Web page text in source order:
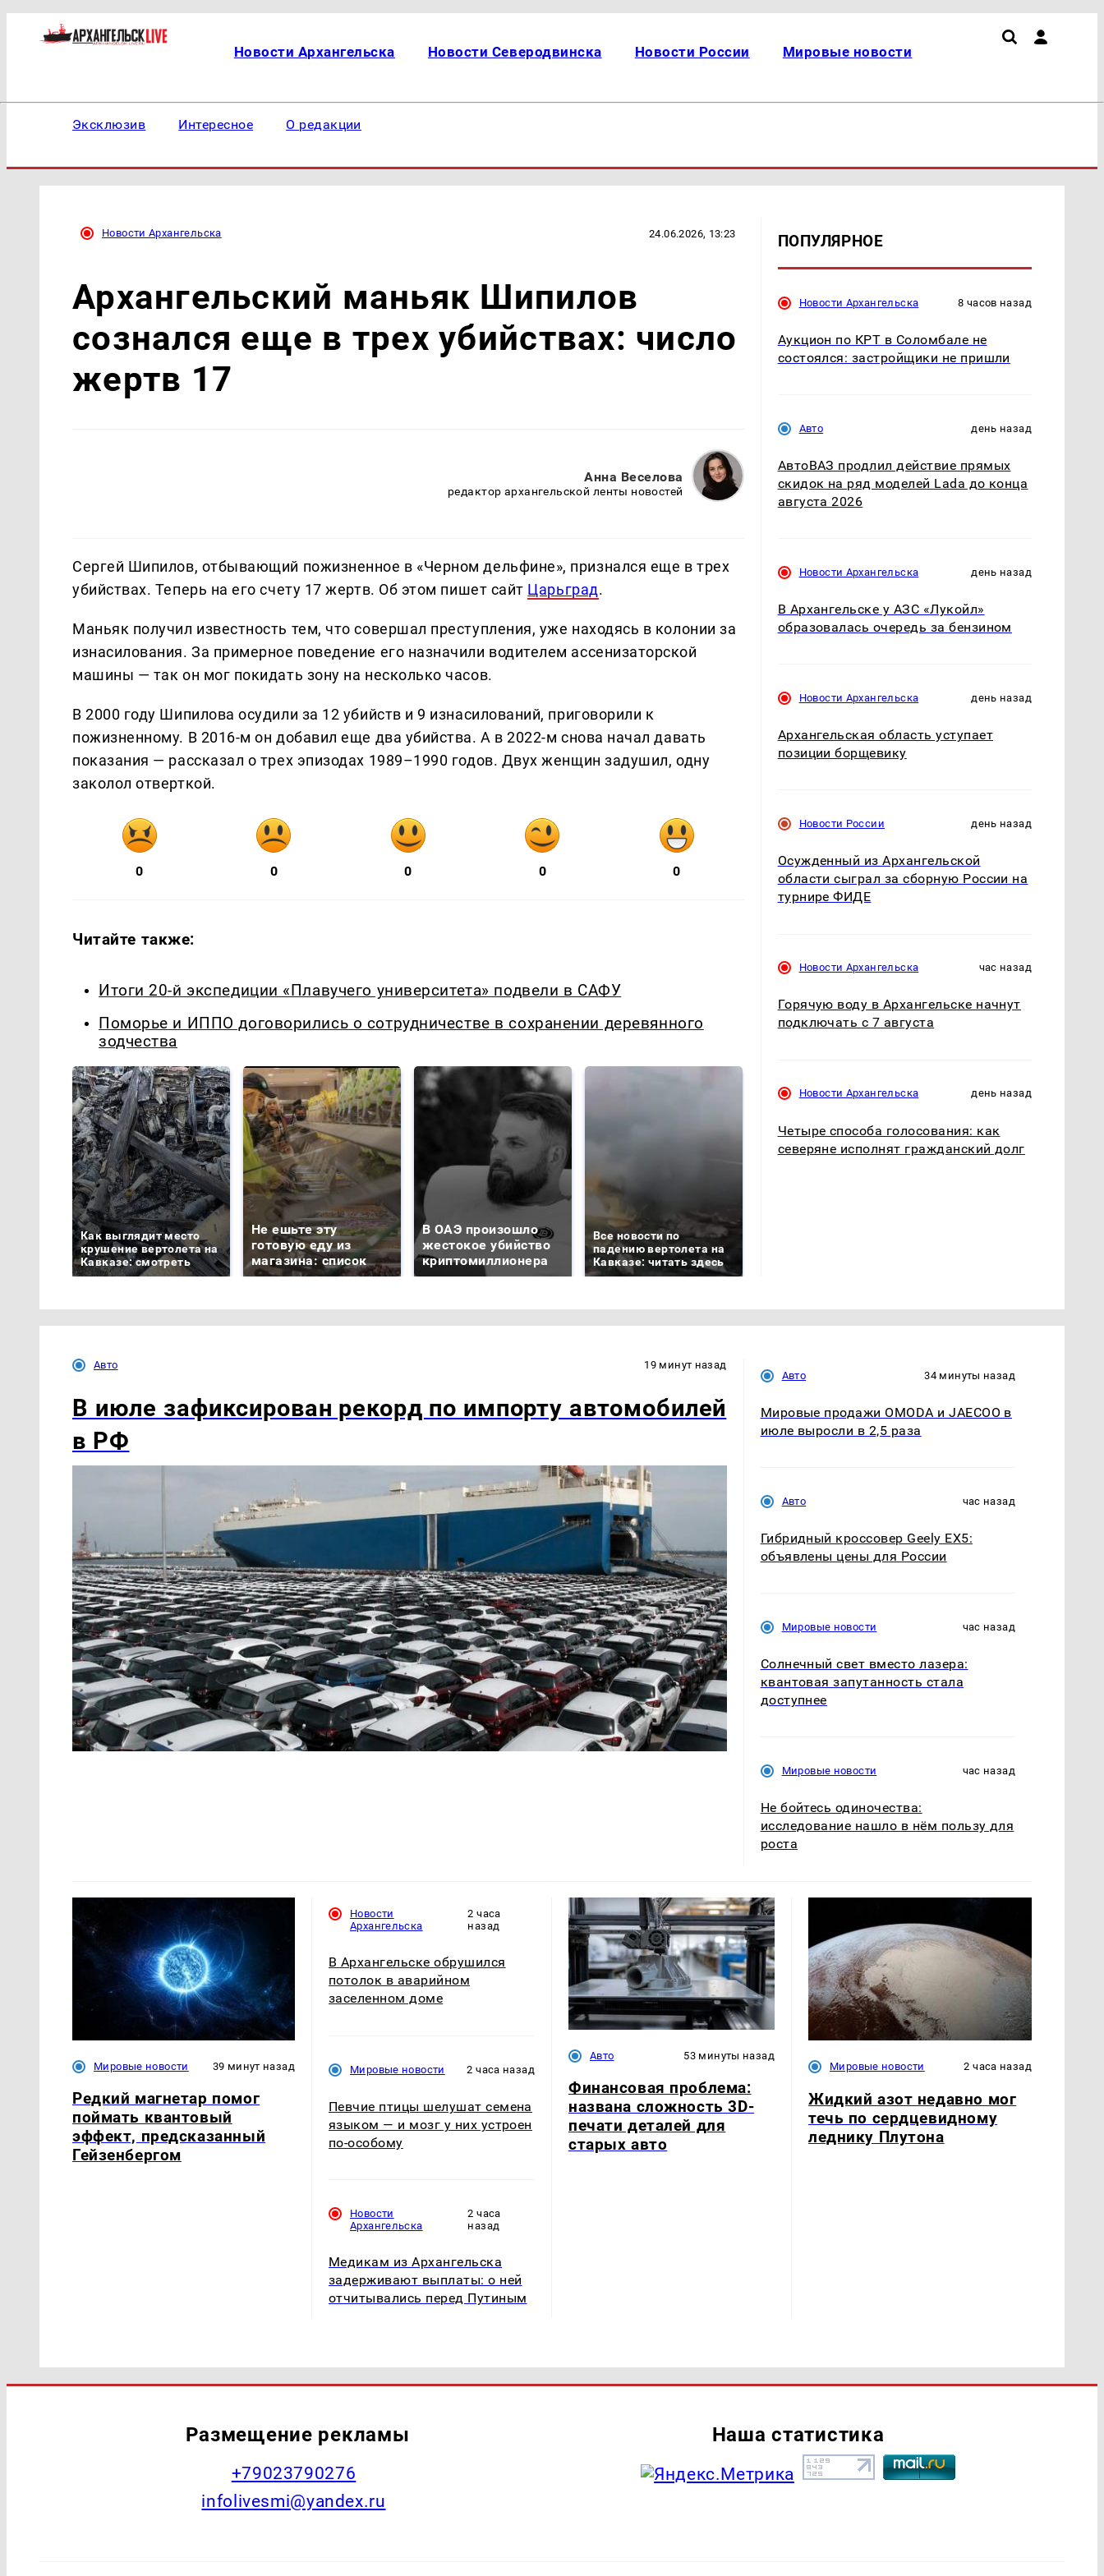
Новости Архангельска Новости Северодвинска Новости России Мировые новости
Эксклюзив Интересное О редакции
Новости Архангельска 24.06.2026, 13:23
Архангельский маньяк Шипилов
сознался еще в трех убийствах: число
жертв 17
Анна Веселова
редактор архангельской ленты новостей
Сергей Шипилов, отбывающий пожизненное в «Черном дельфине», признался еще в трех
убийствах. Теперь на его счету 17 жертв. Об этом пишет сайт Царьград.
Маньяк получил известность тем, что совершал преступления, уже находясь в колонии за
изнасилования. За примерное поведение его назначили водителем ассенизаторской
машины — так он мог покидать зону на несколько часов.
В 2000 году Шипилова осудили за 12 убийств и 9 изнасилований, приговорили к
пожизненному. В 2016-м он добавил еще два убийства. А в 2022-м снова начал давать
показания — рассказал о трех эпизодах 1989–1990 годов. Двух женщин задушил, одну
заколол отверткой.
0 0 0 0 0
Читайте также:
Итоги 20-й экспедиции «Плавучего университета» подвели в САФУ
Поморье и ИППО договорились о сотрудничестве в сохранении деревянного
зодчества
Как выглядит место
крушение вертолета на
Кавказе: смотреть
Не ешьте эту
готовую еду из
магазина: список
В ОАЭ произошло
жестокое убийство
криптомиллионера
Все новости по
падению вертолета на
Кавказе: читать здесь
ПОПУЛЯРНОЕ
Новости Архангельска 8 часов назад
Аукцион по КРТ в Соломбале не
состоялся: застройщики не пришли
Авто день назад
АвтоВАЗ продлил действие прямых
скидок на ряд моделей Lada до конца
августа 2026
Новости Архангельска день назад
В Архангельске у АЗС «Лукойл»
образовалась очередь за бензином
Новости Архангельска день назад
Архангельская область уступает
позиции борщевику
Новости России день назад
Осужденный из Архангельской
области сыграл за сборную России на
турнире ФИДЕ
Новости Архангельска час назад
Горячую воду в Архангельске начнут
подключать с 7 августа
Новости Архангельска день назад
Четыре способа голосования: как
северяне исполнят гражданский долг
Авто 19 минут назад
В июле зафиксирован рекорд по импорту автомобилей
в РФ
Авто 34 минуты назад
Мировые продажи OMODA и JAECOO в
июле выросли в 2,5 раза
Авто час назад
Гибридный кроссовер Geely EX5:
объявлены цены для России
Мировые новости час назад
Солнечный свет вместо лазера:
квантовая запутанность стала
доступнее
Мировые новости час назад
Не бойтесь одиночества:
исследование нашло в нём пользу для
роста
Мировые новости 39 минут назад
Редкий магнетар помог
поймать квантовый
эффект, предсказанный
Гейзенбергом
Новости
Архангельска
2 часа
назад
В Архангельске обрушился
потолок в аварийном
заселенном доме
Мировые новости 2 часа назад
Певчие птицы шелушат семена
языком — и мозг у них устроен
по-особому
Новости
Архангельска
2 часа
назад
Медикам из Архангельска
задерживают выплаты: о ней
отчитывались перед Путиным
Авто 53 минуты назад
Финансовая проблема:
названа сложность 3D-
печати деталей для
старых авто
Мировые новости 2 часа назад
Жидкий азот недавно мог
течь по сердцевидному
леднику Плутона
Размещение рекламы
+79023790276
infolivesmi@yandex.ru
Наша статистика